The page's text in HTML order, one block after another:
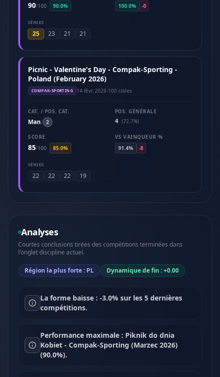
90/100 90.0%
100.0%
-0
SÉRIES
25 23 21 21
Picnic - Valentine's Day - Compak-Sporting -
Poland (February 2026)
COMPAK-SPORTING 14 févr. 2026·100 cibles
CAT. / POS. CAT.
Man/ 2
POS. GÉNÉRALE
4 (72.7%)
SCORE
85/100 85.0%
VS VAINQUEUR %
91.4%
-8
SÉRIES
22 22 22 19
Analyses
Courtes conclusions tirées des compétitions terminées dans
l'onglet discipline actuel.
Région la plus forte : PL Dynamique de fin : +0.00
La forme baisse : -3.0% sur les 5 dernières
compétitions.
Performance maximale : Piknik do dnia
Kobiet - Compak-Sporting (Marzec 2026)
(90.0%).